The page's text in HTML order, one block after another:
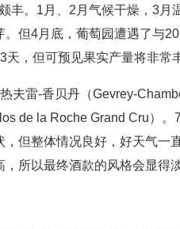
丰。1月、2月气候干燥，3月
但4月底，葡萄园遭遇了与
，但可预见果实产量将非常
夫雷-香贝丹（Gevrey-
de la Roche Grand Cru）。
但整体情况良好，好天气一
所以最终酒款的风格会显得淡